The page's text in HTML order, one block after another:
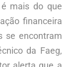
mais do que
financeira
se encontram
da Faeg,